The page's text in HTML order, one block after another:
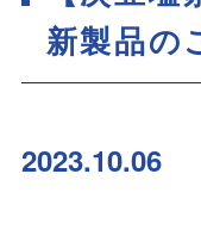
新製品の
2023.10.06